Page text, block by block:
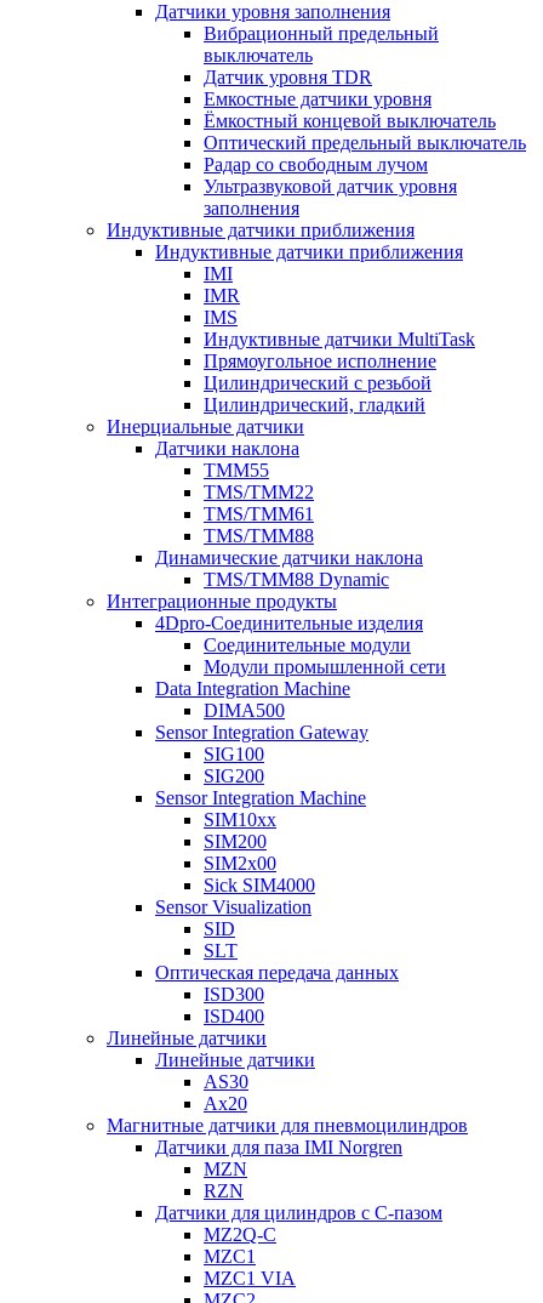
Датчики уровня заполнения
Вибрационный предельный
выключатель
Датчик уровня TDR
Емкостные датчики уровня
Ёмкостный концевой выключатель
Оптический предельный выключатель
Радар со свободным лучом
Ультразвуковой датчик уровня
заполнения
Индуктивные датчики приближения
Индуктивные датчики приближения
IMI
IMR
IMS
Индуктивные датчики MultiTask
Прямоугольное исполнение
Цилиндрический с резьбой
Цилиндрический, гладкий
Инерциальные датчики
Датчики наклона
TMM55
TMS/TMM22
TMS/TMM61
TMS/TMM88
Динамические датчики наклона
TMS/TMM88 Dynamic
Интеграционные продукты
4Dpro-Соединительные изделия
Соединительные модули
Модули промышленной сети
Data Integration Machine
DIMA500
Sensor Integration Gateway
SIG100
SIG200
Sensor Integration Machine
SIM10xx
SIM200
SIM2x00
Sick SIM4000
Sensor Visualization
SID
SLT
Оптическая передача данных
ISD300
ISD400
Линейные датчики
Линейные датчики
AS30
Ax20
Магнитные датчики для пневмоцилиндров
Датчики для паза IMI Norgren
MZN
RZN
Датчики для цилиндров с С-пазом
MZ2Q-C
MZC1
MZC1 VIA